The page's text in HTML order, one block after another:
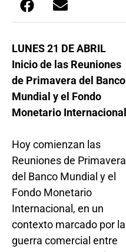
LUNES 21 DE ABRIL
Inicio de las Reuniones
de Primavera del Banco
Mundial y el Fondo
Monetario Internacional
Hoy comienzan las
Reuniones de Primavera
del Banco Mundial y el
Fondo Monetario
Internacional, en un
contexto marcado por la
guerra comercial entre